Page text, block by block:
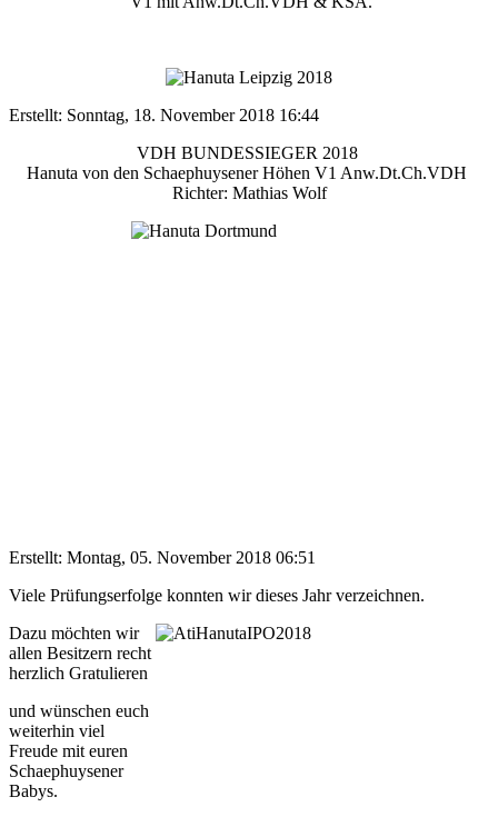
Erstellt: Sonntag, 18. November 2018 16:44
VDH BUNDESSIEGER 2018
Hanuta von den Schaephuysener Höhen V1 Anw.Dt.Ch.VDH
Richter: Mathias Wolf
Erstellt: Montag, 05. November 2018 06:51
Viele Prüfungserfolge konnten wir dieses Jahr verzeichnen.
Dazu möchten wir
allen Besitzern recht
herzlich Gratulieren
und wünschen euch
weiterhin viel
Freude mit euren
Schaephuysener
Babys.